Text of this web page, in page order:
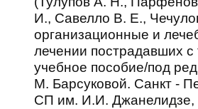
И., Савелло В. Е.,
организационные и
лечении пострадавших
учебное пособие/под
М. Барсуковой. Санкт -
СП им. И.И. Джанелидзе,